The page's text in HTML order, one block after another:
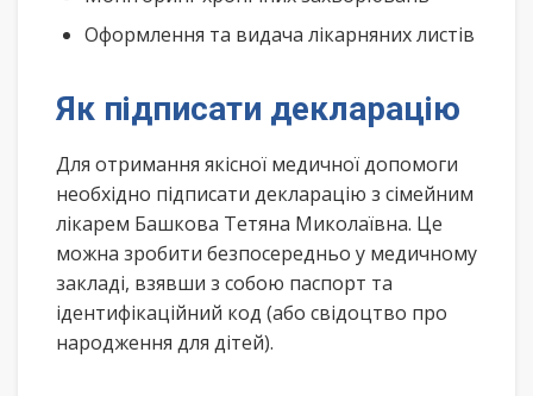
Оформлення та видача лікарняних листів
Як підписати декларацію
Для отримання якісної медичної допомоги
необхідно підписати декларацію з сімейним
лікарем Башкова Тетяна Миколаївна. Це
можна зробити безпосередньо у медичному
закладі, взявши з собою паспорт та
ідентифікаційний код (або свідоцтво про
народження для дітей).